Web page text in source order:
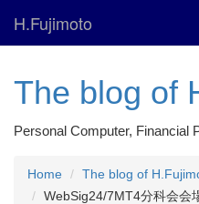
H.Fujimoto
The blog of
Personal Computer, Financial
Home
The blog of
WebSig24/7MT4分科会会